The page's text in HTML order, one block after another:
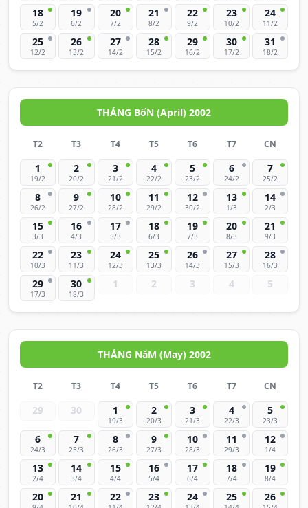
18
5/2
19
6/2
20
7/2
21
8/2
22
9/2
23
10/2
24
11/2
25
12/2
26
13/2
27
14/2
28
15/2
29
16/2
30
17/2
31
18/2
THÁNG BốN (April) 2002
T2 T3 T4 T5 T6 T7 CN
1
19/2
2
20/2
3
21/2
4
22/2
5
23/2
6
24/2
7
25/2
8
26/2
9
27/2
10
28/2
11
29/2
12
30/2
13
1/3
14
2/3
15
3/3
16
4/3
17
5/3
18
6/3
19
7/3
20
8/3
21
9/3
22
10/3
23
11/3
24
12/3
25
13/3
26
14/3
27
15/3
28
16/3
29
17/3
30
18/3
1 2 3 4 5
THÁNG NăM (May) 2002
T2 T3 T4 T5 T6 T7 CN
29 30 1
19/3
2
20/3
3
21/3
4
22/3
5
23/3
6
24/3
7
25/3
8
26/3
9
27/3
10
28/3
11
29/3
12
1/4
13
2/4
14
3/4
15
4/4
16
5/4
17
6/4
18
7/4
19
8/4
20 21 22 23 24 25 26